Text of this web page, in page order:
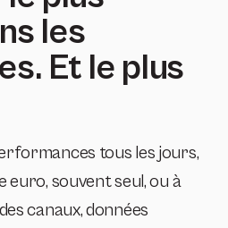
les
Et le plus
tous les jours,
euro, souvent seul, ou à
canaux, données